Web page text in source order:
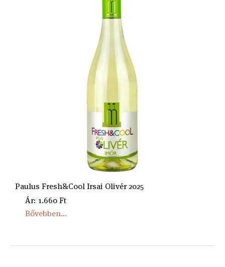
Paulus Fresh&Cool Irsai Olivér 2025
Ár: 1.660 Ft
Bővebben...